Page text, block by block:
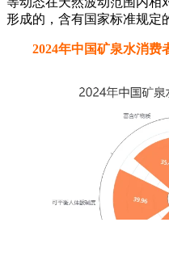
素或二氧化碳气体。在通常
等动态在天然波动范围内相
形成的，含有国家标准规定